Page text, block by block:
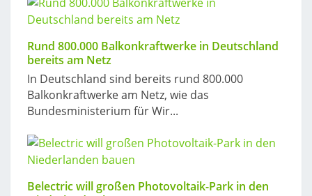
Rund 800.000 Balkonkraftwerke in Deutschland
bereits am Netz
In Deutschland sind bereits rund 800.000
Balkonkraftwerke am Netz, wie das
Bundesministerium für Wir...
Belectric will großen Photovoltaik-Park in den